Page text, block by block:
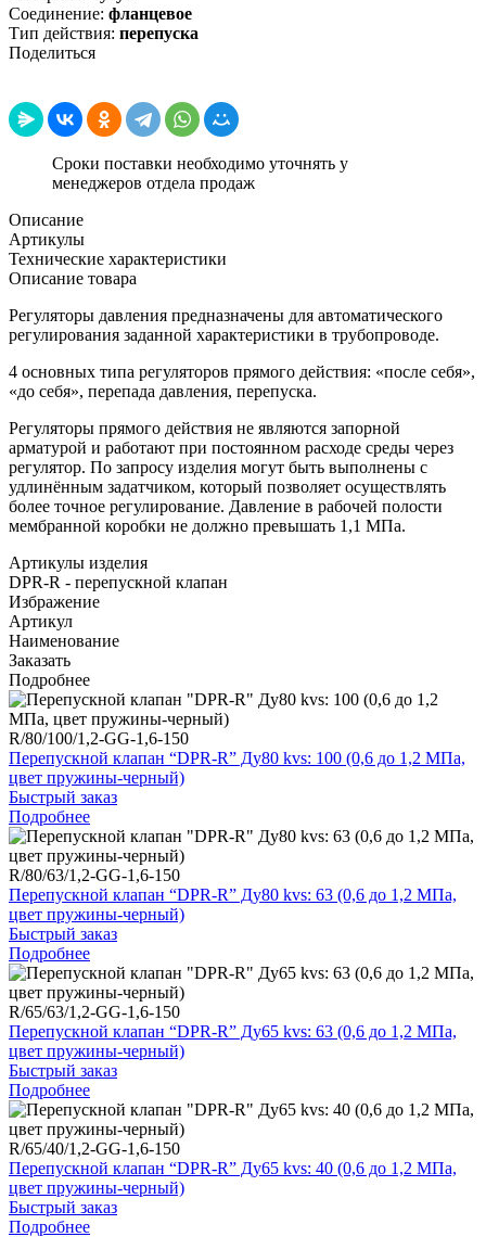
Соединение: фланцевое
Тип действия: перепуска
Поделиться
Сроки поставки необходимо уточнять у
менеджеров отдела продаж
Описание
Артикулы
Технические характеристики
Описание товара
Регуляторы давления предназначены для автоматического
регулирования заданной характеристики в трубопроводе.
4 основных типа регуляторов прямого действия: «после себя»,
«до себя», перепада давления, перепуска.
Регуляторы прямого действия не являются запорной
арматурой и работают при постоянном расходе среды через
регулятор. По запросу изделия могут быть выполнены с
удлинённым задатчиком, который позволяет осуществлять
более точное регулирование. Давление в рабочей полости
мембранной коробки не должно превышать 1,1 МПа.
Артикулы изделия
DPR-R - перепускной клапан
Избражение
Артикул
Наименование
Заказать
Подробнее
R/80/100/1,2-GG-1,6-150
Перепускной клапан “DPR-R” Ду80 kvs: 100 (0,6 до 1,2 МПа,
цвет пружины-черный)
Быстрый заказ
Подробнее
R/80/63/1,2-GG-1,6-150
Перепускной клапан “DPR-R” Ду80 kvs: 63 (0,6 до 1,2 МПа,
цвет пружины-черный)
Быстрый заказ
Подробнее
R/65/63/1,2-GG-1,6-150
Перепускной клапан “DPR-R” Ду65 kvs: 63 (0,6 до 1,2 МПа,
цвет пружины-черный)
Быстрый заказ
Подробнее
R/65/40/1,2-GG-1,6-150
Перепускной клапан “DPR-R” Ду65 kvs: 40 (0,6 до 1,2 МПа,
цвет пружины-черный)
Быстрый заказ
Подробнее